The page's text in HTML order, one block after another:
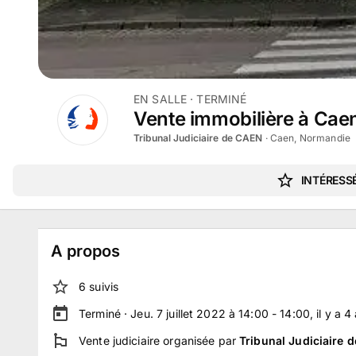
EN SALLE · TERMINÉ
Vente immobilière à
Tribunal Judiciaire de CAEN · Caen, Normandie
A propos
6 suivis
Terminé ·Jeu. 7 juillet 2022 à 14:00 - 14:00, il y a4
Vente judiciaire organisée parTribunal Judiciaire